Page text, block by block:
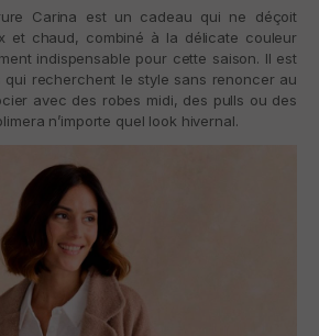
Carina est un cadeau qui ne déçoit
et chaud, combiné à la délicate couleur
indispensable pour cette saison. Il est
qui recherchent le style sans renoncer au
avec des robes midi, des pulls ou des
n’importe quel look hivernal.